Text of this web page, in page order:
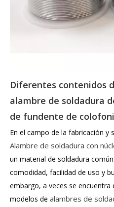
Diferentes contenidos
alambre de soldadura
de fundente de
En el campo de la fabricación y
Alambre de soldadura con
un material de soldadura
comodidad, facilidad de uso y
embargo, a veces se
modelos de alambres de